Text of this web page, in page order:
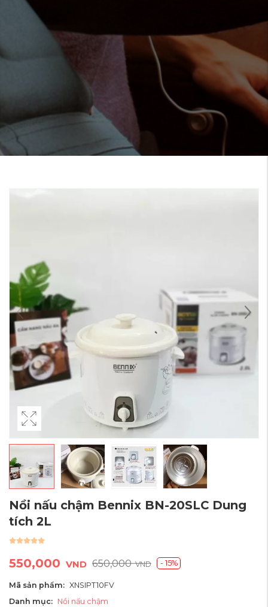
Nồi nấu chậm Bennix BN-20SLC Dung
tích 2L
550,000 VND 650,000VND - 15%
Mã sản phẩm: XNSIPT10FV
Danh mục: Nồi nấu chậm